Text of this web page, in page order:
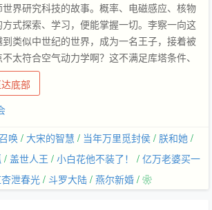
界研究科技的故事。概率、电磁感应、核物
式探索、学习，便能掌握一切。李察一向这
类似中世纪的世界，成为一名王子，接着被
太符合空气动力学啊？这不满足库塔条件、
的东西，是怎么飞起来的？靠内置发动机？
，低头看向骑在身下的巨龙，嗯，我需要研究
，之所以绑架我这个王子，是想给你的龙女
底部
唤 / 大宋的智慧 / 当年万里觅封侯 / 朕和她 /
/ 盖世人王 / 小白花他不装了！ / 亿万老婆买一
泄春光 / 斗罗大陆 / 燕尔新婚 / ❀